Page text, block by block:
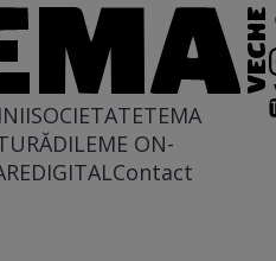
SOCIETATETEMA
DILEME ON-
DIGITALContact